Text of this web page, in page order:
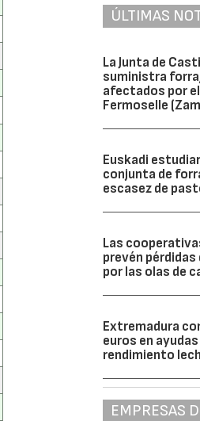
ÚLTIMAS
La Junta de
suministra
afectados por
Fermoselle
Euskadi
conjunta de
escasez de
Las
prevén
por las olas de
Extremadura
euros en
rendimiento
EMPRESAS